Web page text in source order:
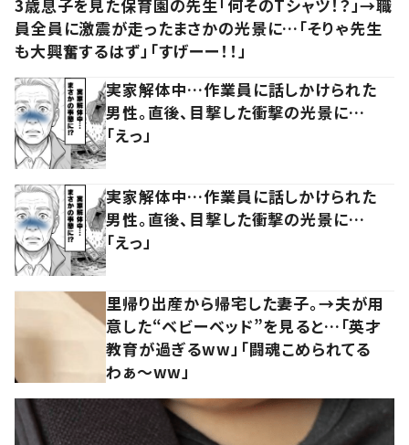
3歳息子を見た保育園の先生「何そのTシャツ！？」→職
員全員に激震が走ったまさかの光景に…「そりゃ先生
も大興奮するはず」「すげーー！！」
実家解体中…作業員に話しかけられた
男性。直後、目撃した衝撃の光景に…
「えっ」
実家解体中…作業員に話しかけられた
男性。直後、目撃した衝撃の光景に…
「えっ」
里帰り出産から帰宅した妻子。→夫が用
意した“ベビーベッド”を見ると…「英才
教育が過ぎるww」「闘魂こめられてる
わぁ～ww」